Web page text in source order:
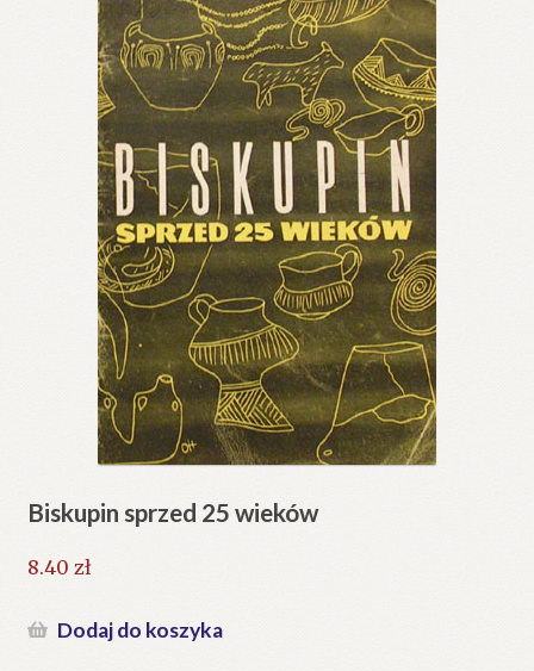
Biskupin sprzed 25 wieków
8.40 zł
Dodaj do koszyka